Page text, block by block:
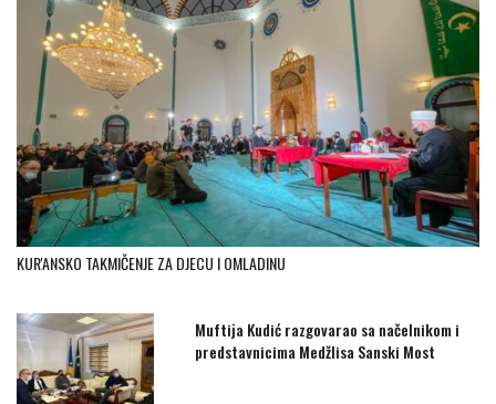
KUR'ANSKO TAKMIČENJE ZA DJECU I OMLADINU
Muftija Kudić razgovarao sa načelnikom i
predstavnicima Medžlisa Sanski Most